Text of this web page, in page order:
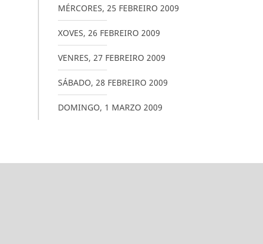
MÉRCORES, 25 FEBREIRO 2009
XOVES, 26 FEBREIRO 2009
VENRES, 27 FEBREIRO 2009
SÁBADO, 28 FEBREIRO 2009
DOMINGO, 1 MARZO 2009